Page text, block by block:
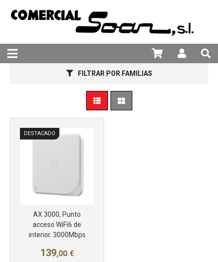
FILTRAR POR FAMILIAS
DESTACADO
AX 3000, Punto
acceso WiFi6 de
interior. 3000Mbps
139,00 €
Más info
Más info